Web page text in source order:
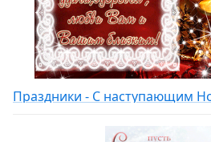
Праздники - С наступающим